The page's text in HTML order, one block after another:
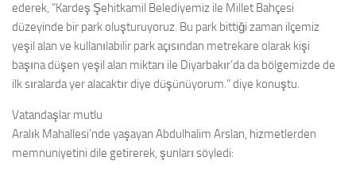
ederek, “Kardeş Şehitkamil Belediyemiz ile Millet Bahçesi
düzeyinde bir park oluşturuyoruz. Bu park bittiği zaman ilçemiz
yeşil alan ve kullanılabilir park açısından metrekare olarak kişi
başına düşen yeşil alan miktarı ile Diyarbakır’da da bölgemizde de
ilk sıralarda yer alacaktır diye düşünüyorum.” diye konuştu.
Vatandaşlar mutlu
Aralık Mahallesi’nde yaşayan Abdulhalim Arslan, hizmetlerden
memnuniyetini dile getirerek, şunları söyledi: